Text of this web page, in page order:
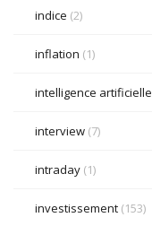
indice (2)
inflation (1)
intelligence artificielle
interview (7)
intraday (1)
investissement (153)